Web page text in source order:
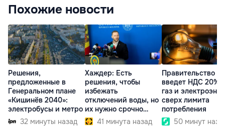
Похожие новости
Решения,
предложенные в
Генеральном плане
«Кишинёв 2040»:
электробусы и метро
32 минуты назад
Хаждер: Есть
решения, чтобы
избежать
отключений воды, но
их нужно срочно
внедрить
41 минута назад
Правительство
введет НДС 20%
газ и
сверх лимита
потребления
50 минут